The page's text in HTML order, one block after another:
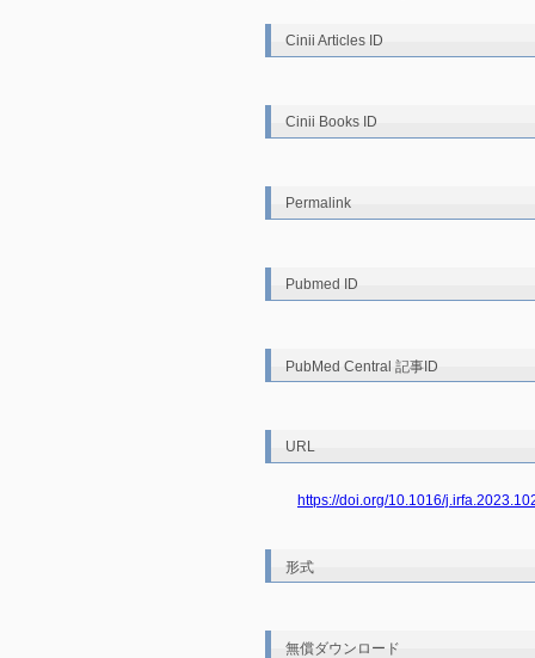
Cinii Articles ID
Cinii Books ID
Permalink
Pubmed ID
PubMed Central 記事ID
URL
https://doi.org/10.1016/
形式
無償ダウンロード